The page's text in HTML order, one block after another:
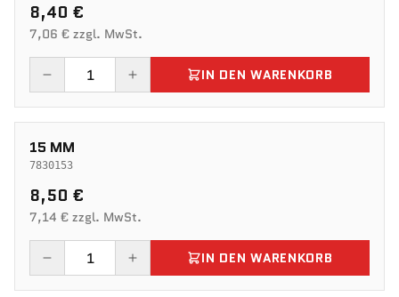
8,40 €
7,06 € zzgl. MwSt.
IN DEN WARENKORB
15 MM
7830153
8,50 €
7,14 € zzgl. MwSt.
IN DEN WARENKORB